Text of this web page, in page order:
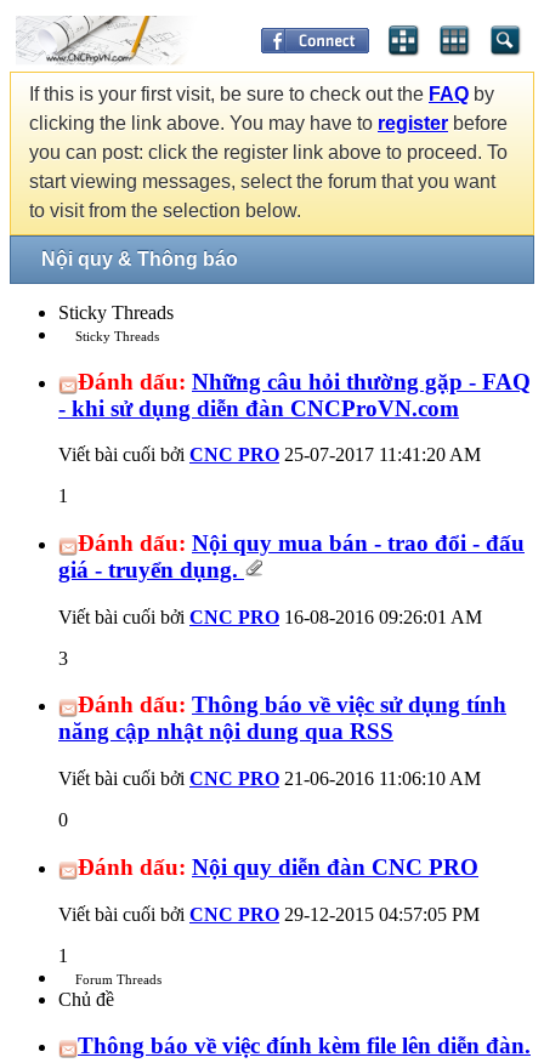
If this is your first visit, be sure to check out the FAQ by
clicking the link above. You may have to register before
you can post: click the register link above to proceed. To
start viewing messages, select the forum that you want
to visit from the selection below.
Nội quy & Thông báo
Sticky Threads
Sticky Threads
Đánh dấu: Những câu hỏi thường gặp - FAQ
- khi sử dụng diễn đàn CNCProVN.com
Viết bài cuối bởi CNC PRO 25-07-2017 11:41:20 AM
1
Đánh dấu: Nội quy mua bán - trao đổi - đấu
giá - truyển dụng.
Viết bài cuối bởi CNC PRO 16-08-2016 09:26:01 AM
3
Đánh dấu: Thông báo về việc sử dụng tính
năng cập nhật nội dung qua RSS
Viết bài cuối bởi CNC PRO 21-06-2016 11:06:10 AM
0
Đánh dấu: Nội quy diễn đàn CNC PRO
Viết bài cuối bởi CNC PRO 29-12-2015 04:57:05 PM
1
Forum Threads
Chủ đề
Thông báo về việc đính kèm file lên diễn đàn.